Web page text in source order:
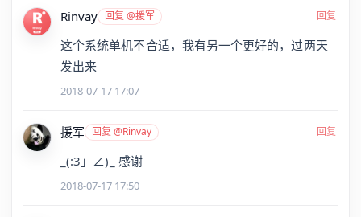
Rinvay 回复 @援军 回复
这个系统单机不合适，我有另一个更好的，过两天
发出来
2018-07-17 17:07
援军 回复 @Rinvay 回复
_(:3」∠)_ 感谢
2018-07-17 17:50